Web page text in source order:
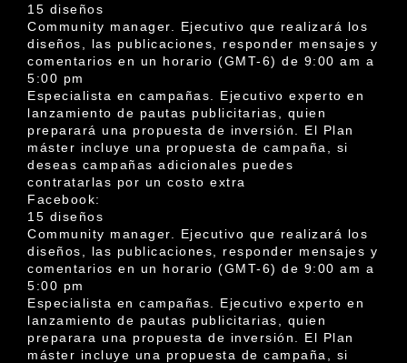
15 diseños
Community manager. Ejecutivo que realizará los
diseños, las publicaciones, responder mensajes y
comentarios en un horario (GMT-6) de 9:00 am a
5:00 pm
Especialista en campañas. Ejecutivo experto en
lanzamiento de pautas publicitarias, quien
preparará una propuesta de inversión. El Plan
máster incluye una propuesta de campaña, si
deseas campañas adicionales puedes
contratarlas por un costo extra
Facebook:
15 diseños
Community manager. Ejecutivo que realizará los
diseños, las publicaciones, responder mensajes y
comentarios en un horario (GMT-6) de 9:00 am a
5:00 pm
Especialista en campañas. Ejecutivo experto en
lanzamiento de pautas publicitarias, quien
preparara una propuesta de inversión. El Plan
máster incluye una propuesta de campaña, si